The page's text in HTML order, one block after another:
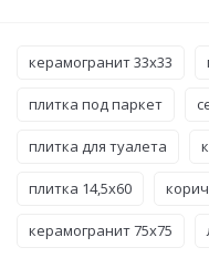
керамогранит 33x33
плитка под паркет
плитка для туалета
плитка 14,5x60
керамогранит 75x75